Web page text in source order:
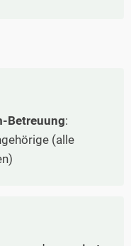
Betreuung:
(alle